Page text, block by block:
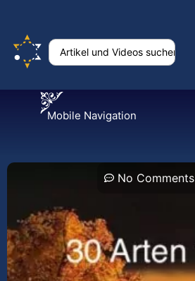
Mobile Navigation
No Comments